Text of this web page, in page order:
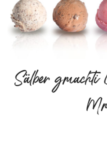
Sälber gmachti